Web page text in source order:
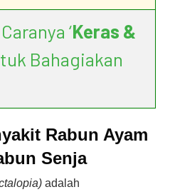
‘Keras &
Bahagiakan
Rabun Ayam
Senja
adalah